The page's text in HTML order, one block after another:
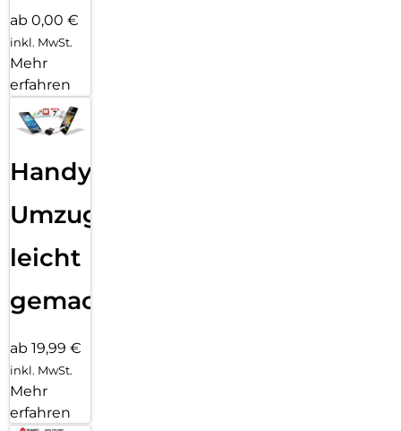
ab 0,00 €
inkl. MwSt.
Mehr
erfahren
Handy
Umzug
leicht
gemacht!
ab 19,99 €
inkl. MwSt.
Mehr
erfahren